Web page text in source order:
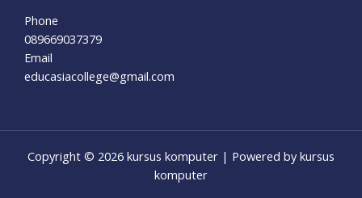
Phone
089669037379
Email
educasiacollege@gmail.com
Copyright © 2026 kursus komputer | Powered by kursus
komputer